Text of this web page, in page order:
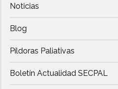
Noticias
Blog
Píldoras Paliativas
Boletín Actualidad SECPAL